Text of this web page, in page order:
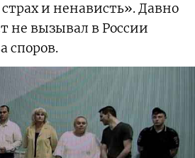
и ненависть». Давно
не вызывал в России
споров.